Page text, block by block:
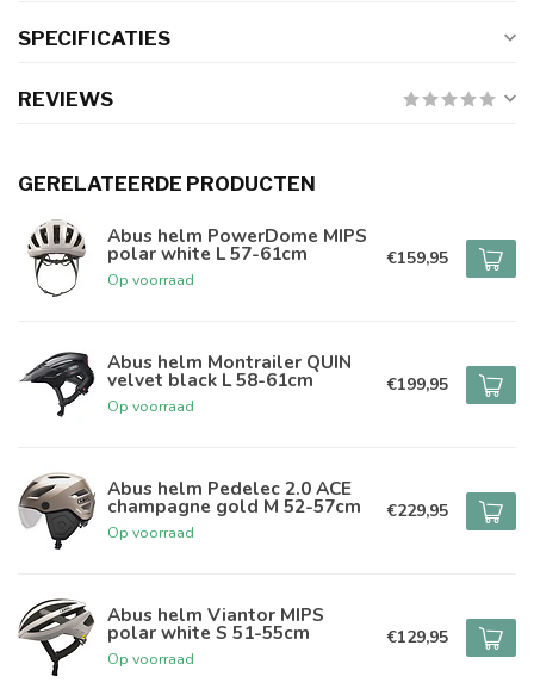
SPECIFICATIES
REVIEWS
GERELATEERDE PRODUCTEN
Abus helm PowerDome MIPS
polar white L 57-61cm
Op voorraad
€159,95
Abus helm Montrailer QUIN
velvet black L 58-61cm
Op voorraad
€199,95
Abus helm Pedelec 2.0 ACE
champagne gold M 52-57cm
Op voorraad
€229,95
Abus helm Viantor MIPS
polar white S 51-55cm
Op voorraad
€129,95